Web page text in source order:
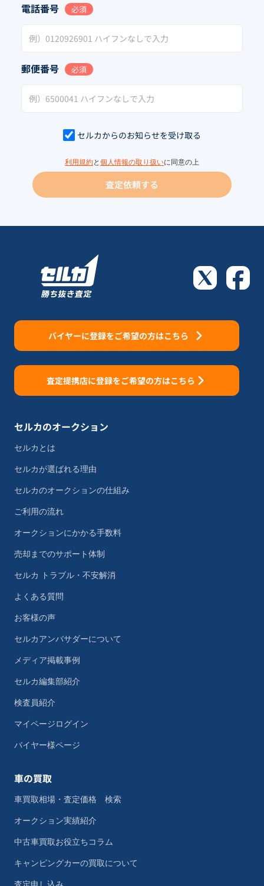
電話番号 必須
郵便番号 必須
セルカからのお知らせを受け取る
利用規約と 個人情報の取り扱いに同意の上
査定依頼する
バイヤーに登録をご希望の方はこちら
査定提携店に登録をご希望の方はこちら
セルカのオークション
セルカとは
セルカが選ばれる理由
セルカのオークションの仕組み
ご利用の流れ
オークションにかかる手数料
売却までのサポート体制
セルカ トラブル・不安解消
よくある質問
お客様の声
セルカアンバサダーについて
メディア掲載事例
セルカ編集部紹介
検査員紹介
マイページログイン
バイヤー様ページ
車の買取
車買取相場・査定価格 検索
オークション実績紹介
中古車買取お役立ちコラム
キャンピングカーの買取について